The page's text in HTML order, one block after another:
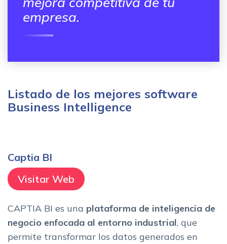
empresa.
Listado de los mejores software
Business Intelligence
Captia BI
Visitar Web
CAPTIA BI es una plataforma de inteligencia de
negocio enfocada al entorno industrial, que
permite transformar los datos generados en